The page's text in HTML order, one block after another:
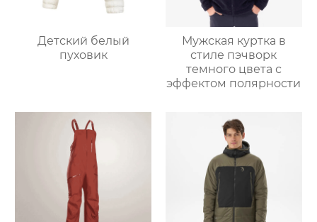
Детский белый
пуховик
Мужская куртка в
стиле пэчворк
темного цвета с
эффектом полярности